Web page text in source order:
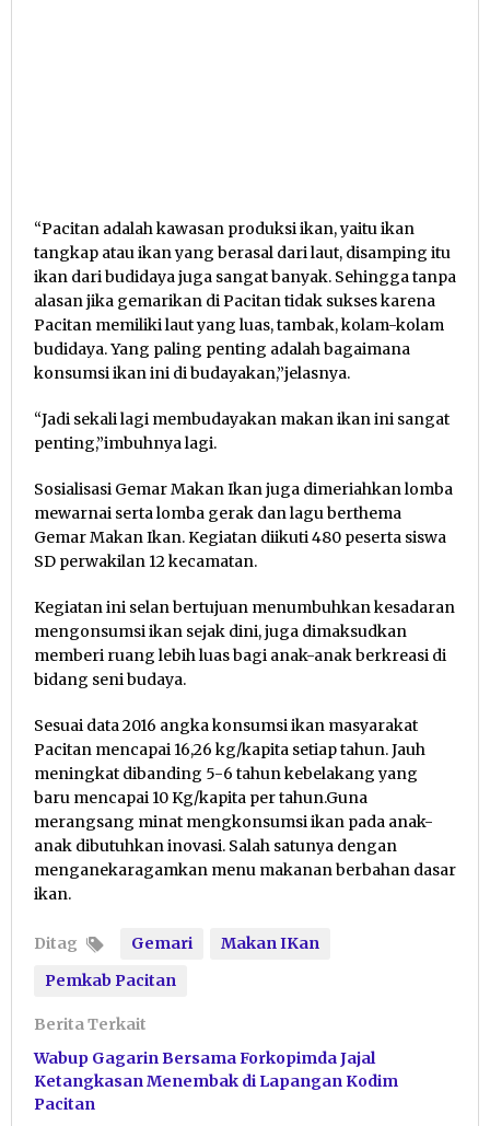
“Pacitan adalah kawasan produksi ikan, yaitu ikan
tangkap atau ikan yang berasal dari laut, disamping itu
ikan dari budidaya juga sangat banyak. Sehingga tanpa
alasan jika gemarikan di Pacitan tidak sukses karena
Pacitan memiliki laut yang luas, tambak, kolam-kolam
budidaya. Yang paling penting adalah bagaimana
konsumsi ikan ini di budayakan,”jelasnya.
“Jadi sekali lagi membudayakan makan ikan ini sangat
penting,”imbuhnya lagi.
Sosialisasi Gemar Makan Ikan juga dimeriahkan lomba
mewarnai serta lomba gerak dan lagu berthema
Gemar Makan Ikan. Kegiatan diikuti 480 peserta siswa
SD perwakilan 12 kecamatan.
Kegiatan ini selan bertujuan menumbuhkan kesadaran
mengonsumsi ikan sejak dini, juga dimaksudkan
memberi ruang lebih luas bagi anak-anak berkreasi di
bidang seni budaya.
Sesuai data 2016 angka konsumsi ikan masyarakat
Pacitan mencapai 16,26 kg/kapita setiap tahun. Jauh
meningkat dibanding 5-6 tahun kebelakang yang
baru mencapai 10 Kg/kapita per tahun.Guna
merangsang minat mengkonsumsi ikan pada anak-
anak dibutuhkan inovasi. Salah satunya dengan
menganekaragamkan menu makanan berbahan dasar
ikan.
Ditag Gemari
Makan IKan
Pemkab Pacitan
Berita Terkait
Wabup Gagarin Bersama Forkopimda Jajal
Ketangkasan Menembak di Lapangan Kodim
Pacitan